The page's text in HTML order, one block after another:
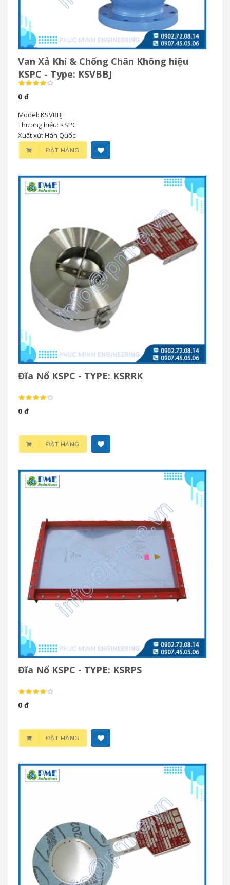
Van Xả Khí & Chống Chân Không hiệu
KSPC - Type: KSVBBJ
0 đ
Model: KSVBBJ
Thương hiệu: KSPC
Xuất xứ: Hàn Quốc
ĐẶT HÀNG
Đĩa Nổ KSPC - TYPE: KSRRK
0 đ
ĐẶT HÀNG
Đĩa Nổ KSPC - TYPE: KSRPS
0 đ
ĐẶT HÀNG